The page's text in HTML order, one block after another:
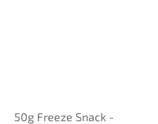
50g Freeze Snack -